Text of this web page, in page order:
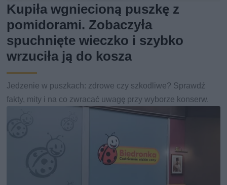
Kupiła wgniecioną puszkę z
pomidorami. Zobaczyła
spuchnięte wieczko i szybko
wrzuciła ją do kosza
Jedzenie w puszkach: zdrowe czy szkodliwe? Sprawdź
fakty, mity i na co zwracać uwagę przy wyborze konserw.